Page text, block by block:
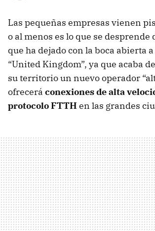
Las pequeñas empresas vienen
o al menos es lo que se desprende
que ha dejado con la boca abierta
“United Kingdom”, ya que acaba
su territorio un nuevo operador
ofrecerá conexiones de alta
protocolo FTTH en las grandes